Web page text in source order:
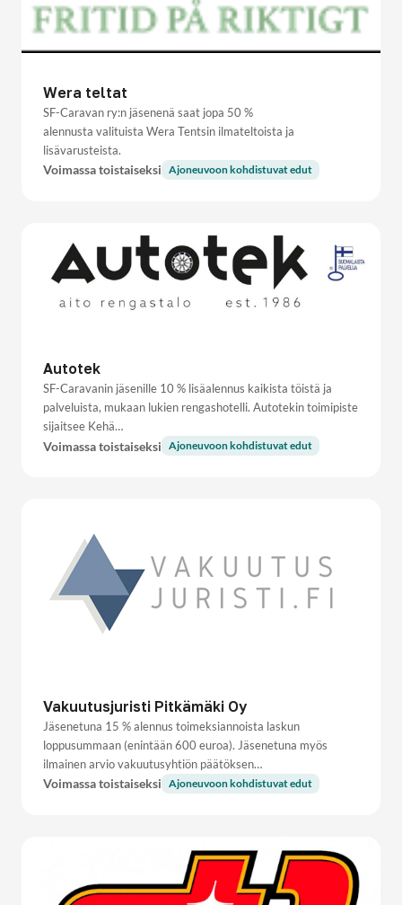
Wera teltat
SF-Caravan ry:n jäsenenä saat jopa 50 %
alennusta valituista Wera Tentsin ilmateltoista ja
lisävarusteista.
Voimassa toistaiseksi Ajoneuvoon kohdistuvat edut
Autotek
SF-Caravanin jäsenille 10 % lisäalennus kaikista töistä ja
palveluista, mukaan lukien rengashotelli. Autotekin toimipiste
sijaitsee Kehä…
Voimassa toistaiseksi Ajoneuvoon kohdistuvat edut
Vakuutusjuristi Pitkämäki Oy
Jäsenetuna 15 % alennus toimeksiannoista laskun
loppusummaan (enintään 600 euroa). Jäsenetuna myös
ilmainen arvio vakuutusyhtiön päätöksen…
Voimassa toistaiseksi Ajoneuvoon kohdistuvat edut